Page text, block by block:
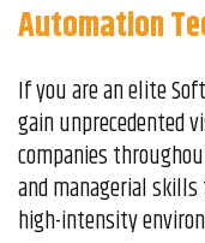
Automation
If you are an elite
gain unprecedented
companies
and managerial
high-intensity